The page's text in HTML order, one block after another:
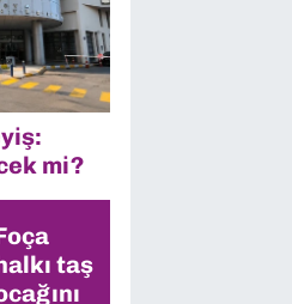
mi?
taş